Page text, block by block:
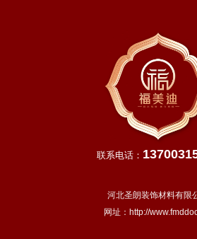
联系电话：
河北圣朗装饰材料有限
网址： http://